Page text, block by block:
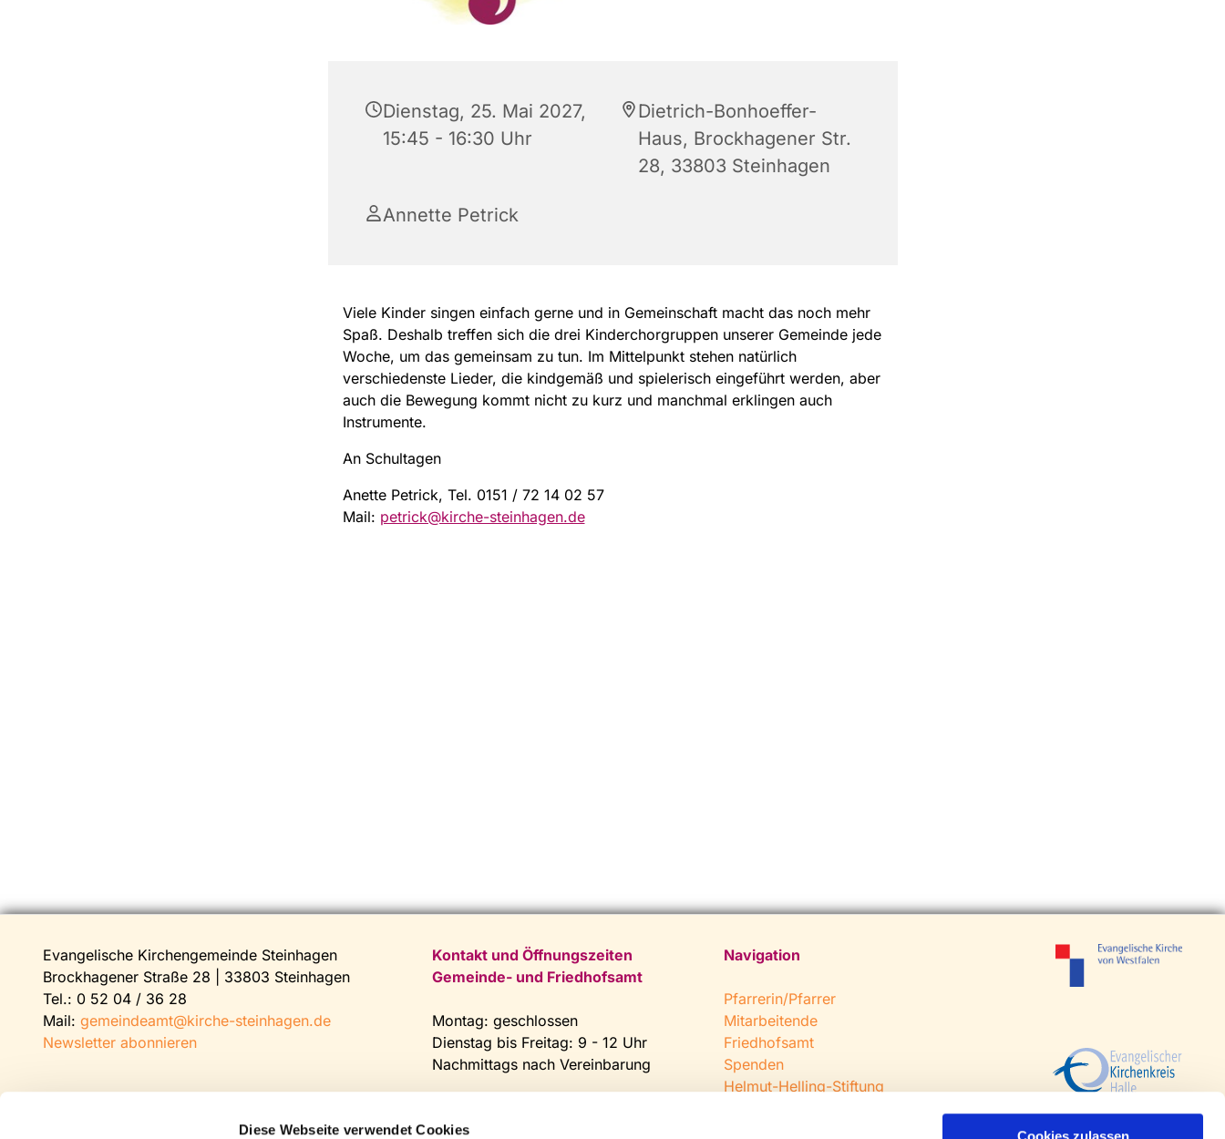
Diese Webseite verwendet Cookies
Dienstag, 25. Mai 2027,
15:45 - 16:30 Uhr
Dietrich-Bonhoeffer-
Haus, Brockhagener Str.
28, 33803 Steinhagen
Annette Petrick
Viele Kinder singen einfach gerne und in Gemeinschaft macht das noch mehr
Spaß. Deshalb treffen sich die drei Kinderchorgruppen unserer Gemeinde jede
Woche, um das gemeinsam zu tun. Im Mittelpunkt stehen natürlich
verschiedenste Lieder, die kindgemäß und spielerisch eingeführt werden, aber
auch die Bewegung kommt nicht zu kurz und manchmal erklingen auch
Instrumente.
An Schultagen
Anette Petrick, Tel. 0151 / 72 14 02 57
Mail: petrick@kirche-steinhagen.de
Evangelische Kirchengemeinde Steinhagen
Brockhagener Straße 28 | 33803 Steinhagen
Tel.: 0 52 04 / 36 28
Mail: gemeindeamt@kirche-steinhagen.de
Newsletter abonnieren
Kontakt und Öffnungszeiten
Gemeinde- und Friedhofsamt
Montag: geschlossen
Dienstag bis Freitag: 9 - 12 Uhr
Nachmittags nach Vereinbarung
Fax: 0 52 04 / 25 65
Navigation
Pfarrerin/Pfarrer
Mitarbeitende
Friedhofsamt
Spenden
Helmut-Helling-Stiftung